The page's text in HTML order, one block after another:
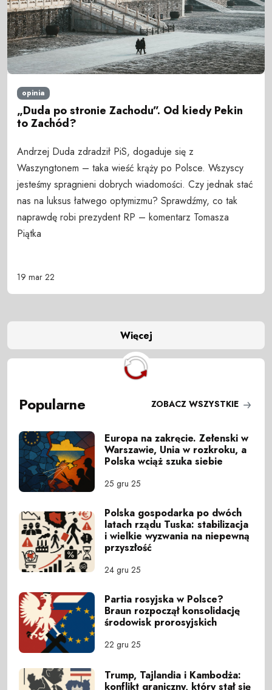
opinia
„Duda po stronie Zachodu”. Od kiedy Pekin
to Zachód?
Andrzej Duda zdradził PiS, dogaduje się z
Waszyngtonem – taka wieść krąży po Polsce. Wszyscy
jesteśmy spragnieni dobrych wiadomości. Czy jednak stać
nas na luksus łatwego optymizmu? Sprawdźmy, co tak
naprawdę robi prezydent RP – komentarz Tomasza
Piątka
19 mar 22
Więcej
Popularne ZOBACZ WSZYSTKIE
Europa na zakręcie. Zełenski w
Warszawie, Unia w rozkroku, a
Polska wciąż szuka siebie
25 gru 25
Polska gospodarka po dwóch
latach rządu Tuska: stabilizacja
i wielkie wyzwania na niepewną
przyszłość
24 gru 25
Partia rosyjska w Polsce?
Braun rozpoczął konsolidację
środowisk prorosyjskich
22 gru 25
Trump, Tajlandia i Kambodża:
konflikt graniczny, który stał się